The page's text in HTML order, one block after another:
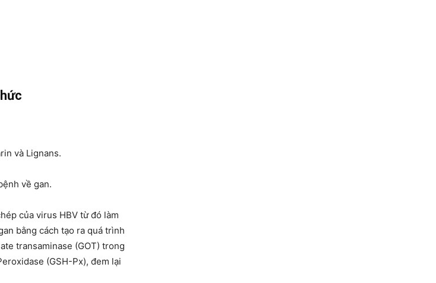
và Lignans.
về gan.
của virus HBV từ đó làm
bằng cách tạo ra quá trình
transaminase (GOT) trong
(GSH-Px), đem lại